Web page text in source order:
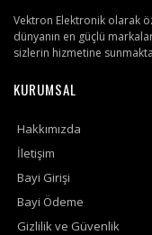
Vektron Elektronik olarak
dünyanın en güçlü
sizlerin hizmetine
KURUMSAL
Hakkımızda
İletişim
Bayi Girişi
Bayi Ödeme
Gizlilik ve Güvenlik